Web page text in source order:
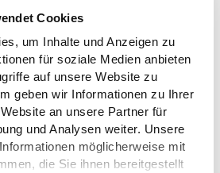
Cookies
um Inhalte und Anzeigen zu
für soziale Medien anbieten
auf unsere Website zu
geben wir Informationen zu Ihrer
an unsere Partner für
und Analysen weiter. Unsere
möglicherweise mit
die Sie ihnen bereitgestellt